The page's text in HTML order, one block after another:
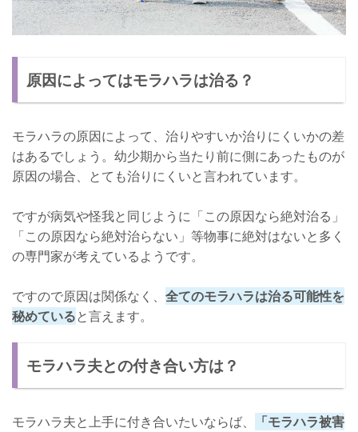
原因によってはモラハラは治る？
モラハラの原因によって、治りやすいか治りにくいかの差
はあるでしょう。幼少期から当たり前に側にあったものが
原因の場合、とても治りにくいと言われています。
ですが病気や怪我と同じように「この原因なら絶対治る」
「この原因なら絶対治らない」等物事に絶対はないと多く
の専門家が考えているようです。
ですので原因は関係なく、 全てのモラハラは治る可能性を
秘めていると言えます。
モラハラ夫との付き合い方は？
モラハラ夫と上手に付き合いたいならば、
「モラハラ被害